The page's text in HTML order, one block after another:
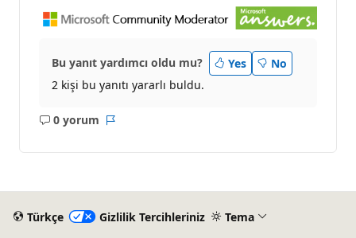
Bu yanıt yardımcı oldu mu? Yes
No
2 kişi bu yanıtı yararlı buldu.
0 yorum
Açıklama
Türkçe Gizlilik Tercihleriniz Tema